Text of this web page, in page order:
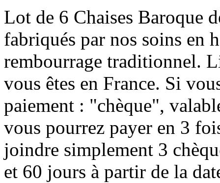
Lot de 6 Chaises Baroque
fabriqués par nos soins en
rembourrage traditionnel.
vous êtes en France. Si
paiement : "chèque",
vous pourrez payer en 3
joindre simplement 3
et 60 jours à partir de la